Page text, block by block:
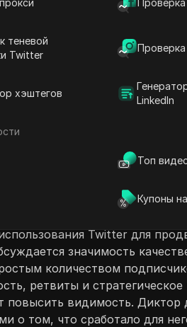
теневой
Twitter
хэштегов
LinkedIn
Топ
Купоны
проблемы, с которыми
увеличении своего
Согласно видео,
тактиками для повышения
Twitter для
значимость
количеством
ретвиты и
повысить видимость. Диктор
о том, что сработало для